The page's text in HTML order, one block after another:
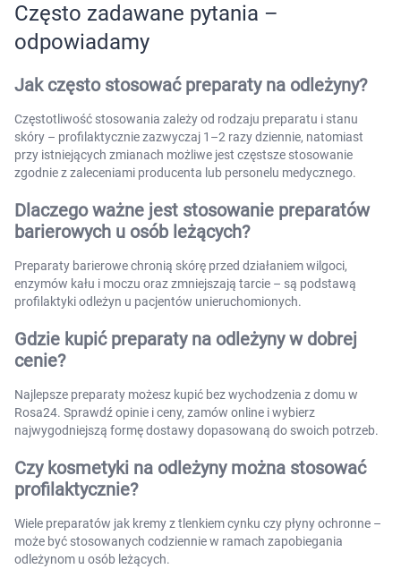
Często zadawane pytania –
odpowiadamy
Jak często stosować preparaty na odleżyny?
Częstotliwość stosowania zależy od rodzaju preparatu i stanu
skóry – profilaktycznie zazwyczaj 1–2 razy dziennie, natomiast
przy istniejących zmianach możliwe jest częstsze stosowanie
zgodnie z zaleceniami producenta lub personelu medycznego.
Dlaczego ważne jest stosowanie preparatów
barierowych u osób leżących?
Preparaty barierowe chronią skórę przed działaniem wilgoci,
enzymów kału i moczu oraz zmniejszają tarcie – są podstawą
profilaktyki odleżyn u pacjentów unieruchomionych.
Gdzie kupić preparaty na odleżyny w dobrej
cenie?
Najlepsze preparaty możesz kupić bez wychodzenia z domu w
Rosa24. Sprawdź opinie i ceny, zamów online i wybierz
najwygodniejszą formę dostawy dopasowaną do swoich potrzeb.
Czy kosmetyki na odleżyny można stosować
profilaktycznie?
Wiele preparatów jak kremy z tlenkiem cynku czy płyny ochronne –
może być stosowanych codziennie w ramach zapobiegania
odleżynom u osób leżących.